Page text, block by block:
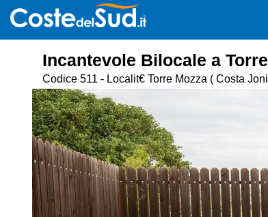
Incantevole Bilocale a
Codice 511 - Localit€ Torre Mozza ( Costa